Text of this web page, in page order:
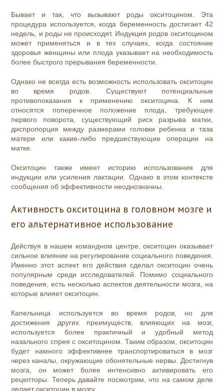
Бывает и так, что вызывают роды окситоцином. Эта
процедура используется, когда беременность достигает 42
недель, и роды не происходят. Индукция родов окситоцином
может применяться и в тех случаях, когда состояние
здоровья женщины или плода указывает на необходимость
более быстрого прерывания беременности.
Однако не всегда есть возможность использовать окситоцин
во время родов. Существуют потенциальные
противопоказания к применению окситоцина. К ним
относятся поперечное положение плода, требующее
первого поворота, существующий риск разрыва матки,
диспропорция между размерами головки ребенка и таза
матери или какие-либо предшествующие операции на
матке.
Окситоцин также имеет историю использования для
индукции или усиления лактации. Однако в этом контексте
сообщения об эффективности неоднозначны.
Активность окситоцина в головном мозге и
его альтернативное использование
Действуя в нашем командном центре, окситоцин оказывает
сильное влияние на регулирование социального поведения.
Именно этот аспект его действия сделал окситоцин очень
популярным среди исследователей. Помимо социального
поведения, есть несколько аспектов деятельности мозга, на
которые влияет окситоцин.
Капельница используется во время родов, но для
достижения других преимуществ, влияющих на мозг,
используется более практичный и удобный метод
назального спрея с окситоцином. Таким образом, окситоцин
будет намного эффективнее транспортироваться в мозг
через каналы, окружающие обонятельные нервы. Достигнув
мозга, он может более интенсивно активировать его
рецепторы. Теперь давайте посмотрим, что на самом деле
делает окситоцин в мозгу.